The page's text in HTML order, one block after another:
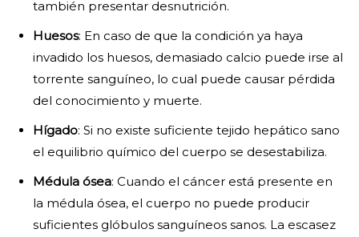
también presentar desnutrición.
Huesos: En caso de que la condición ya haya
invadido los huesos, demasiado calcio puede irse al
torrente sanguíneo, lo cual puede causar pérdida
del conocimiento y muerte.
Hígado: Si no existe suficiente tejido hepático sano
el equilibrio químico del cuerpo se desestabiliza.
Médula ósea: Cuando el cáncer está presente en
la médula ósea, el cuerpo no puede producir
suficientes glóbulos sanguíneos sanos. La escasez